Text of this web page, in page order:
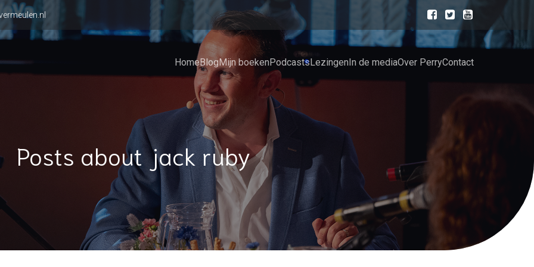
HomeBlogMijn boekenPodcastsLezingenIn de mediaOver PerryContact
Posts about jack ruby